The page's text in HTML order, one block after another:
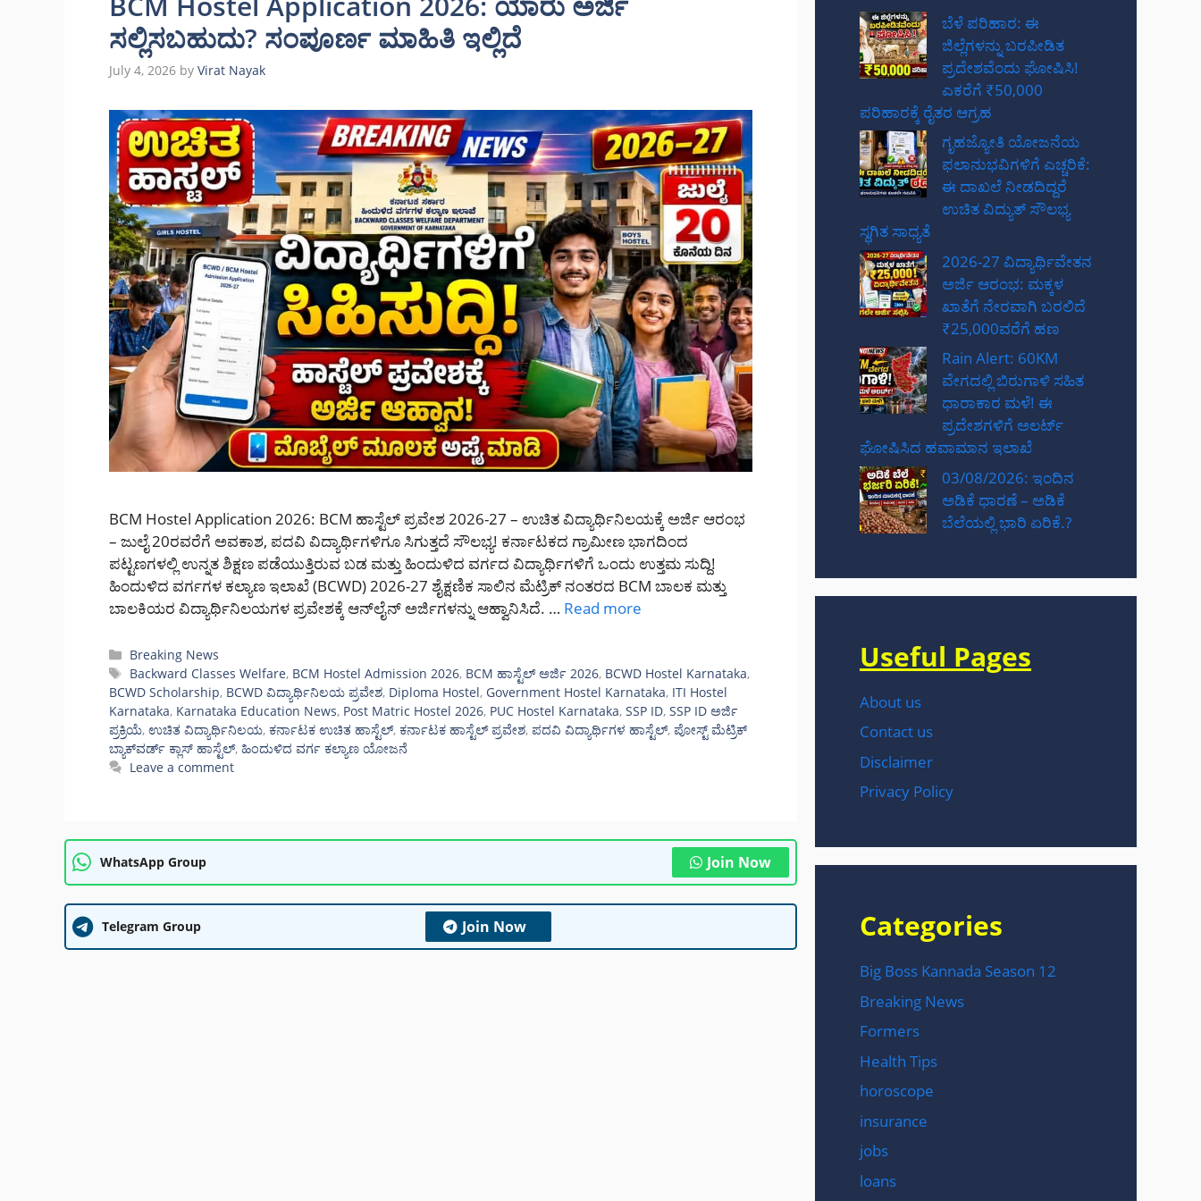
ಸಲ್ಲಿಸಬಹುದು? ಸಂಪೂರ್ಣ ಮಾಹಿತಿ ಇಲ್ಲಿದೆ
July 4, 2026 by Virat Nayak
BCM Hostel Application 2026: BCM ಹಾಸ್ಟೆಲ್ ಪ್ರವೇಶ 2026-27 – ಉಚಿತ ವಿದ್ಯಾರ್ಥಿನಿಲಯಕ್ಕೆ ಅರ್ಜಿ ಆರಂಭ
– ಜುಲೈ 20ರವರೆಗೆ ಅವಕಾಶ, ಪದವಿ ವಿದ್ಯಾರ್ಥಿಗಳಿಗೂ ಸಿಗುತ್ತದೆ ಸೌಲಭ್ಯ! ಕರ್ನಾಟಕದ ಗ್ರಾಮೀಣ ಭಾಗದಿಂದ
ಪಟ್ಟಣಗಳಲ್ಲಿ ಉನ್ನತ ಶಿಕ್ಷಣ ಪಡೆಯುತ್ತಿರುವ ಬಡ ಮತ್ತು ಹಿಂದುಳಿದ ವರ್ಗದ ವಿದ್ಯಾರ್ಥಿಗಳಿಗೆ ಒಂದು ಉತ್ತಮ ಸುದ್ದಿ!
ಹಿಂದುಳಿದ ವರ್ಗಗಳ ಕಲ್ಯಾಣ ಇಲಾಖೆ (BCWD) 2026-27 ಶೈಕ್ಷಣಿಕ ಸಾಲಿನ ಮೆಟ್ರಿಕ್ ನಂತರದ BCM ಬಾಲಕ ಮತ್ತು
ಬಾಲಕಿಯರ ವಿದ್ಯಾರ್ಥಿನಿಲಯಗಳ ಪ್ರವೇಶಕ್ಕೆ ಆನ್‌ಲೈನ್ ಅರ್ಜಿಗಳನ್ನು ಆಹ್ವಾನಿಸಿದೆ. … Read more
Categories
Breaking News
Tags
Backward Classes Welfare, BCM Hostel Admission 2026, BCM ಹಾಸ್ಟೆಲ್ ಅರ್ಜಿ 2026, BCWD Hostel Karnataka,
BCWD Scholarship, BCWD ವಿದ್ಯಾರ್ಥಿನಿಲಯ ಪ್ರವೇಶ, Diploma Hostel, Government Hostel Karnataka, ITI Hostel
Karnataka, Karnataka Education News, Post Matric Hostel 2026, PUC Hostel Karnataka, SSP ID, SSP ID ಅರ್ಜಿ
ಪ್ರಕ್ರಿಯೆ, ಉಚಿತ ವಿದ್ಯಾರ್ಥಿನಿಲಯ, ಕರ್ನಾಟಕ ಉಚಿತ ಹಾಸ್ಟೆಲ್, ಕರ್ನಾಟಕ ಹಾಸ್ಟೆಲ್ ಪ್ರವೇಶ, ಪದವಿ ವಿದ್ಯಾರ್ಥಿಗಳ ಹಾಸ್ಟೆಲ್, ಪೋಸ್ಟ್ ಮೆಟ್ರಿಕ್
ಬ್ಯಾಕ್‌ವರ್ಡ್ ಕ್ಲಾಸ್ ಹಾಸ್ಟೆಲ್, ಹಿಂದುಳಿದ ವರ್ಗ ಕಲ್ಯಾಣ ಯೋಜನೆ
Leave a comment
WhatsApp Group Join Now
Telegram Group Join Now
ಬೆಳೆ ಪರಿಹಾರ: ಈ
ಜಿಲ್ಲೆಗಳನ್ನು ಬರಪೀಡಿತ
ಪ್ರದೇಶವೆಂದು ಘೋಷಿಸಿ!
ಎಕರೆಗೆ ₹50,000
ಪರಿಹಾರಕ್ಕೆ ರೈತರ ಆಗ್ರಹ
ಗೃಹಜ್ಯೋತಿ ಯೋಜನೆಯ
ಫಲಾನುಭವಿಗಳಿಗೆ ಎಚ್ಚರಿಕೆ:
ಈ ದಾಖಲೆ ನೀಡದಿದ್ದರೆ
ಉಚಿತ ವಿದ್ಯುತ್ ಸೌಲಭ್ಯ
ಸ್ಥಗಿತ ಸಾಧ್ಯತೆ
2026-27 ವಿದ್ಯಾರ್ಥಿವೇತನ
ಅರ್ಜಿ ಆರಂಭ: ಮಕ್ಕಳ
ಖಾತೆಗೆ ನೇರವಾಗಿ ಬರಲಿದೆ
₹25,000ವರೆಗೆ ಹಣ
Rain Alert: 60KM
ವೇಗದಲ್ಲಿ ಬಿರುಗಾಳಿ ಸಹಿತ
ಧಾರಾಕಾರ ಮಳೆ! ಈ
ಪ್ರದೇಶಗಳಿಗೆ ಅಲರ್ಟ್
ಘೋಷಿಸಿದ ಹವಾಮಾನ ಇಲಾಖೆ
03/08/2026: ಇಂದಿನ
ಅಡಿಕೆ ಧಾರಣೆ – ಅಡಿಕೆ
ಬೆಲೆಯಲ್ಲಿ ಭಾರಿ ಏರಿಕೆ.?
Useful Pages
About us
Contact us
Disclaimer
Privacy Policy
Categories
Big Boss Kannada Season 12
Breaking News
Formers
Health Tips
horoscope
insurance
jobs
loans